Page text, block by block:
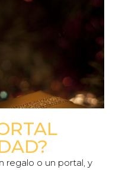
regalo o un portal, y